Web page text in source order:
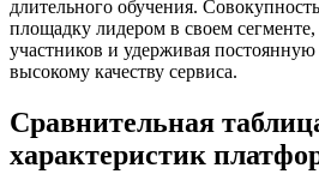
длительного обучения.
площадку лидером в своем
участников и удерживая
высокому качеству сервиса.
Сравнительная
характеристик